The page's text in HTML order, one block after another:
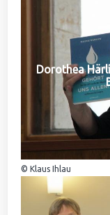
Dorothea
© Klaus Ihlau